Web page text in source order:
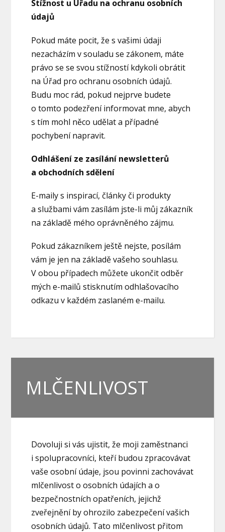
Stížnost u Úřadu na ochranu osobních
údajů
Pokud máte pocit, že s vašimi údaji
nezacházím v souladu se zákonem, máte
právo se se svou stížností kdykoli obrátit
na Úřad pro ochranu osobních údajů.
Budu moc rád, pokud nejprve budete
o tomto podezření informovat mne, abych
s tím mohl něco udělat a případné
pochybení napravit.
Odhlášení ze zasílání newsletterů
a obchodních sdělení
E-maily s inspirací, články či produkty
a službami vám zasílám jste-li můj zákazník
na základě mého oprávněného zájmu.
Pokud zákazníkem ještě nejste, posílám
vám je jen na základě vašeho souhlasu.
V obou případech můžete ukončit odběr
mých e-mailů stisknutím odhlašovacího
odkazu v každém zaslaném e-mailu.
MLČENLIVOST
Dovoluji si vás ujistit, že moji zaměstnanci
i spolupracovníci, kteří budou zpracovávat
vaše osobní údaje, jsou povinni zachovávat
mlčenlivost o osobních údajích a o
bezpečnostních opatřeních, jejichž
zveřejnění by ohrozilo zabezpečení vašich
osobních údajů. Tato mlčenlivost přitom